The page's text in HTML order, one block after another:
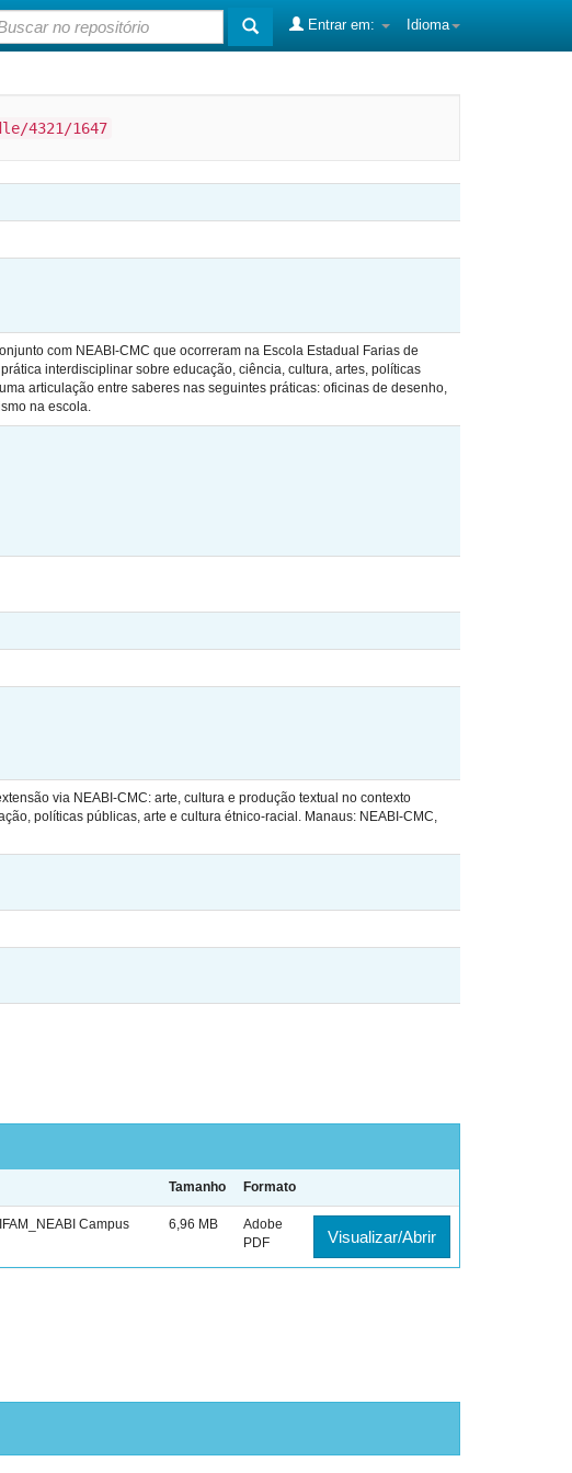
Idioma
Entrar em:
4321/1647
com NEABI-CMC que ocorreram na Escola Estadual Farias de
interdisciplinar sobre educação, ciência, cultura, artes, políticas
articulação entre saberes nas seguintes práticas: oficinas de desenho,
na escola.
via NEABI-CMC: arte, cultura e produção textual no contexto
políticas públicas, arte e cultura étnico-racial. Manaus: NEABI-CMC,
Tamanho Formato
Campus
6,96 MB
Adobe
PDF
Visualizar/Abrir